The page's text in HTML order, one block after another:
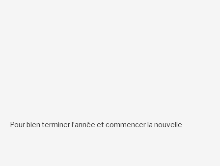
Pour bien terminer l’année et commencer la nouvelle